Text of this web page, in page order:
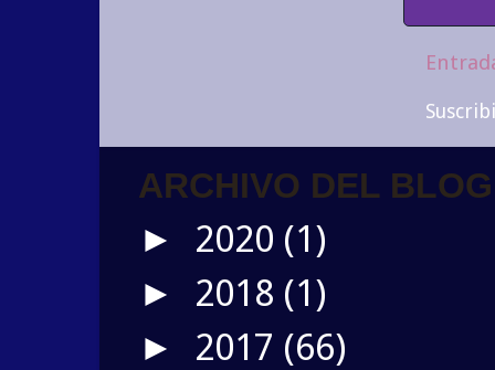
ARCHIVO DEL BLOG
► 2020 (1)
► 2018 (1)
► 2017 (66)